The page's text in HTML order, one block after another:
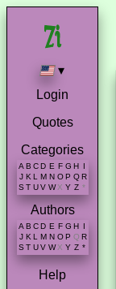
▾
Login
Quotes
Categories
A B C D E F G H I
J K L M N O P Q R
S T U V W X Y Z *
Authors
A B C D E F G H
J K L M N O P Q R
S T U V W X Y Z *
Help